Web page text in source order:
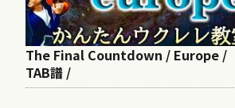
The Final Countdown / Europe /
TAB譜 /